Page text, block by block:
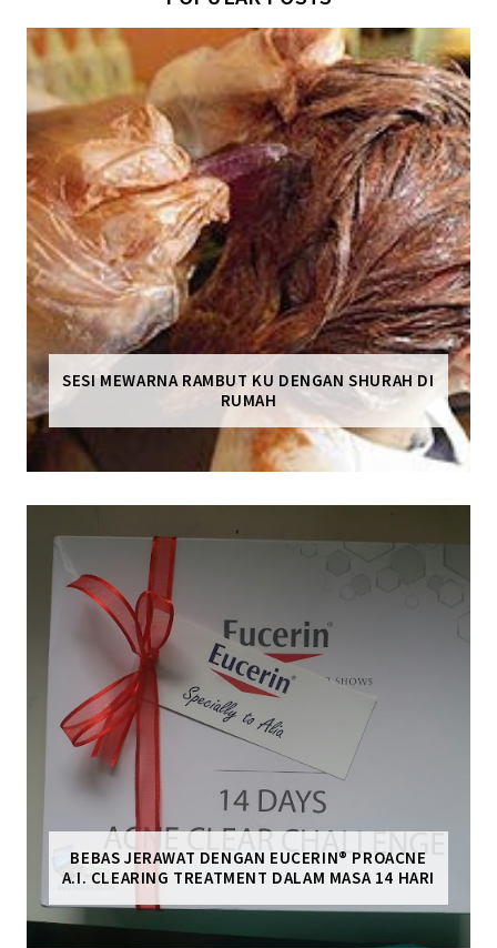
SESI MEWARNA RAMBUT KU DENGAN SHURAH DI
RUMAH
BEBAS JERAWAT DENGAN EUCERIN® PROACNE
A.I. CLEARING TREATMENT DALAM MASA 14 HARI